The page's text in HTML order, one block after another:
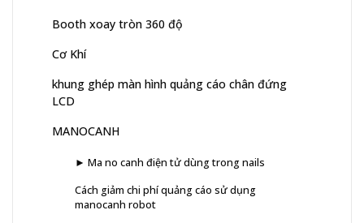
Booth xoay tròn 360 độ
Cơ Khí
khung ghép màn hình quảng cáo chân đứng
LCD
MANOCANH
► Ma no canh điện tử dùng trong nails
Cách giảm chi phí quảng cáo sử dụng
manocanh robot